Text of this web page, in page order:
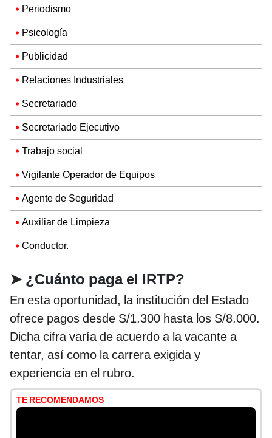
Periodismo
Psicología
Publicidad
Relaciones Industriales
Secretariado
Secretariado Ejecutivo
Trabajo social
Vigilante Operador de Equipos
Agente de Seguridad
Auxiliar de Limpieza
Conductor.
➤ ¿Cuánto paga el IRTP?
En esta oportunidad, la institución del Estado
ofrece pagos desde S/1.300 hasta los S/8.000.
Dicha cifra varía de acuerdo a la vacante a
tentar, así como la carrera exigida y
experiencia en el rubro.
TE RECOMENDAMOS